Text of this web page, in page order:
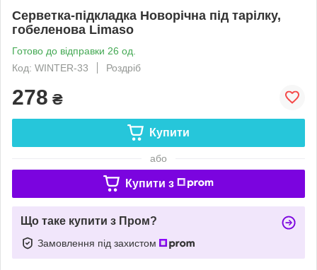
Серветка-підкладка Новорічна під тарілку,
гобеленова Limaso
Готово до відправки 26 од.
Код: WINTER-33
Роздріб
278 ₴
Купити
або
Купити з
Що таке купити з Пром?
Замовлення під захистом